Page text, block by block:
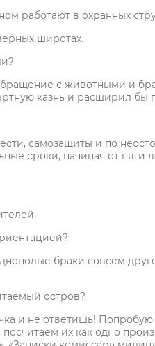
работают в охранных
широтах.
с животными и
казнь и расширил бы
самозащиты и по
сроки, начиная от пяти
браки совсем
остров?
и не ответишь!
посчитаем их как одно